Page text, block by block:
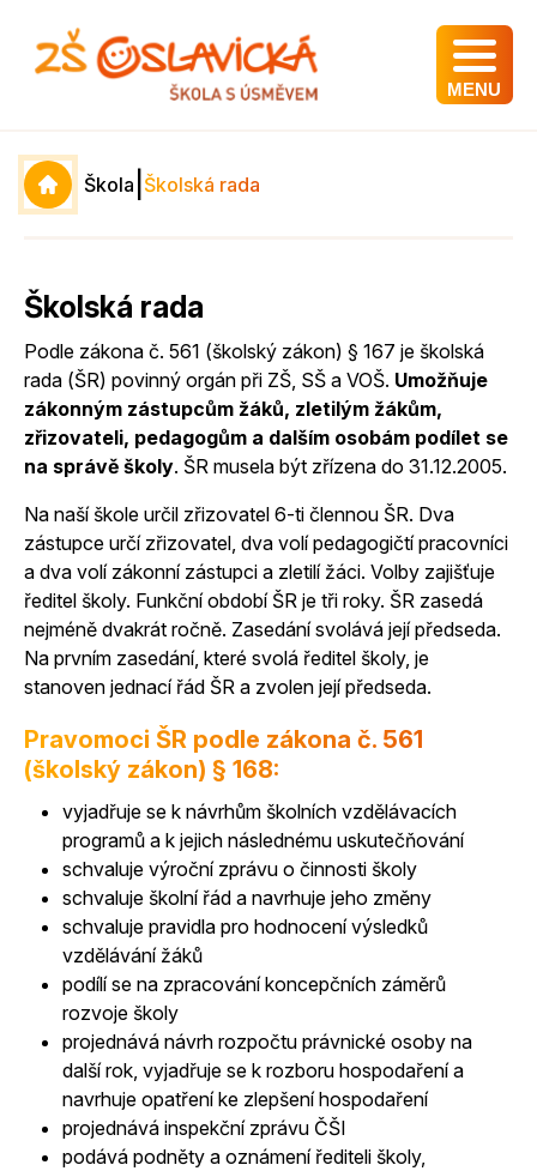
MENU
Škola Školská rada
Školská rada
Podle zákona č. 561 (školský zákon) § 167 je školská
rada (ŠR) povinný orgán při ZŠ, SŠ a VOŠ. Umožňuje
zákonným zástupcům žáků, zletilým žákům,
zřizovateli, pedagogům a dalším osobám podílet se
na správě školy. ŠR musela být zřízena do 31.12.2005.
Na naší škole určil zřizovatel 6-ti člennou ŠR. Dva
zástupce určí zřizovatel, dva volí pedagogičtí pracovníci
a dva volí zákonní zástupci a zletilí žáci. Volby zajišťuje
ředitel školy. Funkční období ŠR je tři roky. ŠR zasedá
nejméně dvakrát ročně. Zasedání svolává její předseda.
Na prvním zasedání, které svolá ředitel školy, je
stanoven jednací řád ŠR a zvolen její předseda.
Pravomoci ŠR podle zákona č. 561
(školský zákon) § 168:
vyjadřuje se k návrhům školních vzdělávacích
programů a k jejich následnému uskutečňování
schvaluje výroční zprávu o činnosti školy
schvaluje školní řád a navrhuje jeho změny
schvaluje pravidla pro hodnocení výsledků
vzdělávání žáků
podílí se na zpracování koncepčních záměrů
rozvoje školy
projednává návrh rozpočtu právnické osoby na
další rok, vyjadřuje se k rozboru hospodaření a
navrhuje opatření ke zlepšení hospodaření
projednává inspekční zprávu ČŠI
podává podněty a oznámení řediteli školy,